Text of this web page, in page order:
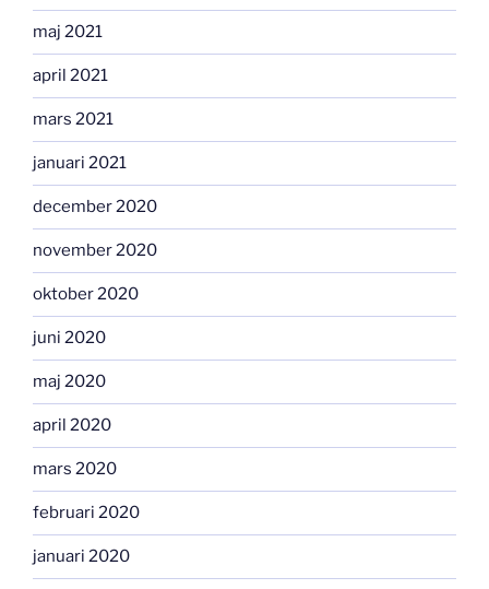
maj 2021
april 2021
mars 2021
januari 2021
december 2020
november 2020
oktober 2020
juni 2020
maj 2020
april 2020
mars 2020
februari 2020
januari 2020